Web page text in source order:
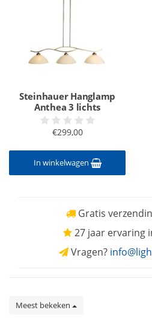
Steinhauer Hanglamp
Anthea 3 lichts
€299,00
In winkelwagen
Gratis
27 jaar ervaring
Vragen?
Meest bekeken